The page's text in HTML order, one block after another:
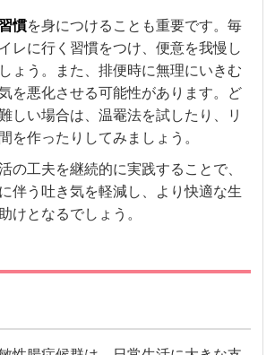
慣を身につけることも重要です。毎
レに行く習慣をつけ、便意を我慢し
ょう。また、排便時に無理にいきむ
を悪化させる可能性があります。ど
しい場合は、温罨法を試したり、リ
を作ったりしてみましょう。
の工夫を継続的に実践することで、
伴う吐き気を軽減し、より快適な生
けとなるでしょう。